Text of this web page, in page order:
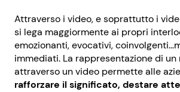
Attraverso i video, e soprattutto i
si lega maggiormente ai propri
emozionanti, evocativi,
immediati. La rappresentazione di un
attraverso un video permette alle
rafforzare il significato, destare